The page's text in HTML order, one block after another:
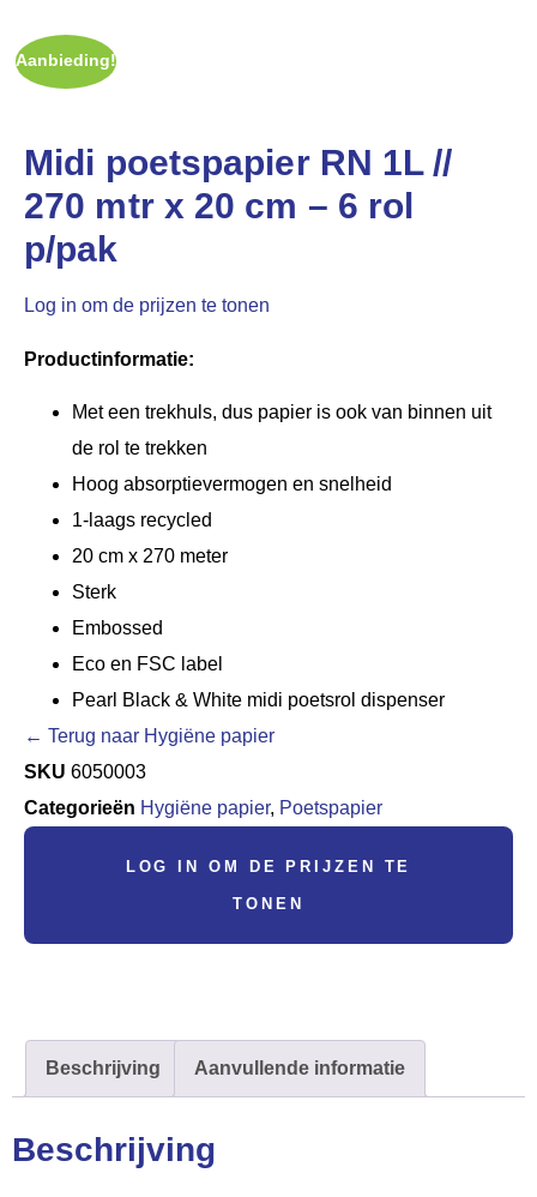
Aanbieding!
Midi poetspapier RN 1L //
270 mtr x 20 cm – 6 rol
p/pak
Log in om de prijzen te tonen
Productinformatie:
Met een trekhuls, dus papier is ook van binnen uit
de rol te trekken
Hoog absorptievermogen en snelheid
1-laags recycled
20 cm x 270 meter
Sterk
Embossed
Eco en FSC label
Pearl Black & White midi poetsrol dispenser
← Terug naar Hygiëne papier
SKU 6050003
Categorieën Hygiëne papier, Poetspapier
LOG IN OM DE PRIJZEN TE
TONEN
Beschrijving Aanvullende informatie
Beschrijving